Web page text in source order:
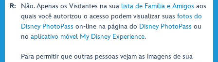
R: Não. Apenas os Visitantes na sua lista de Família e Amigos aos
quais você autorizou o acesso podem visualizar suas fotos do
Disney PhotoPass on-line na página do Disney PhotoPass ou
no aplicativo móvel My Disney Experience.
Para permitir que outras pessoas vejam as imagens de sua